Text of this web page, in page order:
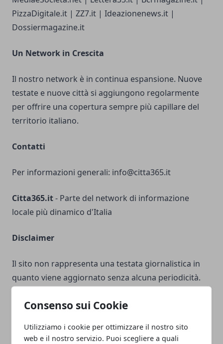
Consenso sui Cookie
Utilizziamo i cookie per ottimizzare il nostro sito
web e il nostro servizio. Puoi scegliere a quali
PizzaDigitale.it | ZZ7.it | Ideazionenews.it |
Dossiermagazine.it
Un Network in Crescita
Il nostro network è in continua espansione. Nuove
testate e nuove città si aggiungono regolarmente
per offrire una copertura sempre più capillare del
territorio italiano.
Contatti
Per informazioni generali: info@citta365.it
Citta365.it- Parte del network di informazione
locale più dinamico d'Italia
Disclaimer
Il sito non rappresenta una testata giornalistica in
quanto viene aggiornato senza alcuna periodicità.
editoriale ai sensi della legge n° 62 del 7 marzo 2001.
Responsabilità sui Contenuti